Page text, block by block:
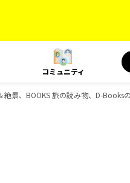
コミュニティ
景、BOOKS 旅の読み物、D-Books